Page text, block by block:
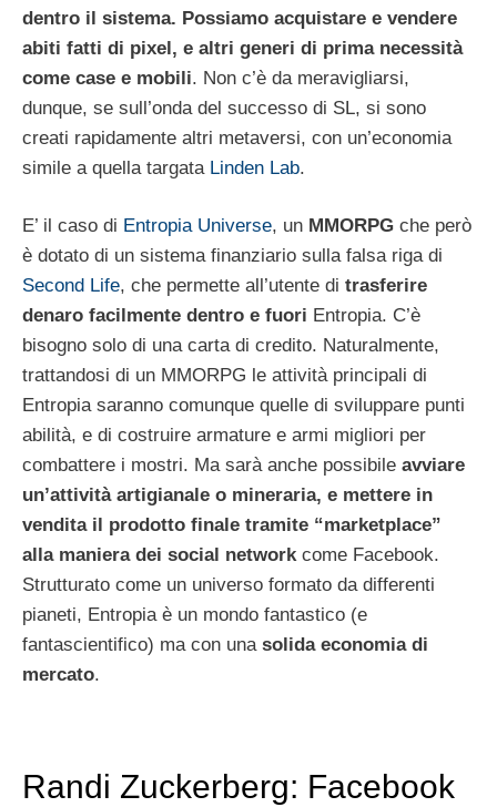
dentro il sistema. Possiamo acquistare e vendere
abiti fatti di pixel, e altri generi di prima necessità
come case e mobili. Non c’è da meravigliarsi,
dunque, se sull’onda del successo di SL, si sono
creati rapidamente altri metaversi, con un’economia
simile a quella targata Linden Lab.
E’ il caso di Entropia Universe, un MMORPG che però
è dotato di un sistema finanziario sulla falsa riga di
Second Life, che permette all’utente di trasferire
denaro facilmente dentro e fuori Entropia. C’è
bisogno solo di una carta di credito. Naturalmente,
trattandosi di un MMORPG le attività principali di
Entropia saranno comunque quelle di sviluppare punti
abilità, e di costruire armature e armi migliori per
combattere i mostri. Ma sarà anche possibile avviare
un’attività artigianale o mineraria, e mettere in
vendita il prodotto finale tramite “marketplace”
alla maniera dei social networkcome Facebook.
Strutturato come un universo formato da differenti
pianeti, Entropia è un mondo fantastico (e
fantascientifico) ma con una solida economia di
mercato.
Randi Zuckerberg: Facebook